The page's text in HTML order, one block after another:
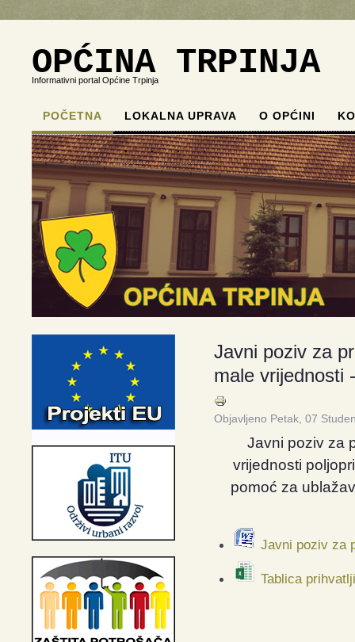
OPĆINA TRPINJA
Informativni portal Općine Trpinja
POČETNA LOKALNA UPRAVA O OPĆINI
. . . .
Javni poziv za
male vrijednosti
Objavljeno Petak, 07
Javni poziv za
vrijednosti
pomoć za
Javni poziv za
Tablica